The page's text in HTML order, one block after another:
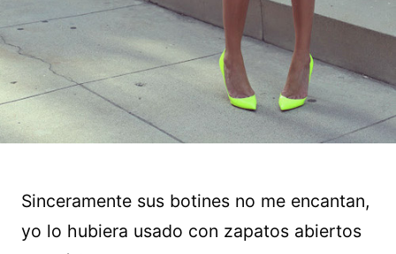
Sinceramente sus botines no me encantan,
yo lo hubiera usado con zapatos abiertos